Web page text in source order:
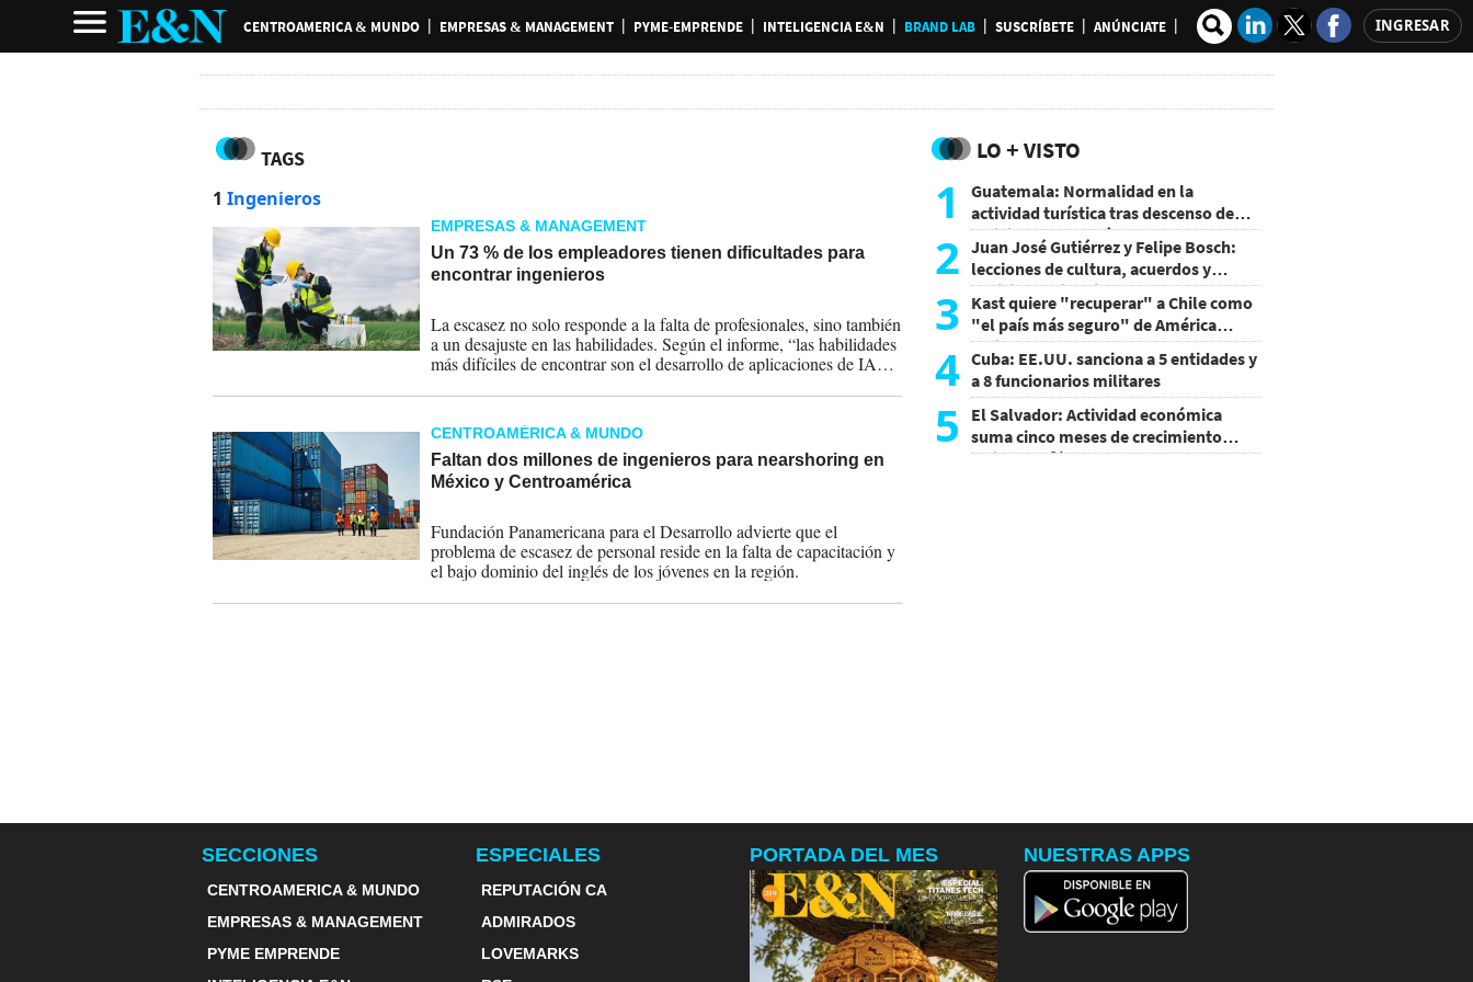
CENTROAMERICA & MUNDO EMPRESAS & MANAGEMENT PYME-EMPRENDE INTELIGENCIA E&N BRAND LAB SUSCRÍBETE ANÚNCIATE INGRESAR
TAGS
1 Ingenieros
EMPRESAS & MANAGEMENT
Un 73 % de los empleadores tienen dificultades para
encontrar ingenieros
La escasez no solo responde a la falta de profesionales, sino también
a un desajuste en las habilidades. Según el informe, “las habilidades
más difíciles de encontrar son el desarrollo de aplicaciones de IA
%)”.
CENTROAMÉRICA & MUNDO
Faltan dos millones de ingenieros para nearshoring en
México y Centroamérica
Fundación Panamericana para el Desarrollo advierte que el
problema de escasez de personal reside en la falta de capacitación y
el bajo dominio del inglés de los jóvenes en la región.
LO + VISTO
1
Guatemala: Normalidad en la
actividad turística tras descenso de
actividad del volcán de Fuego
2 Juan José Gutiérrez y Felipe Bosch:
lecciones de cultura, acuerdos y
decisiones sin miedo
3 Kast quiere "recuperar" a Chile como
"el país más seguro" de América
Latina
4 Cuba: EE.UU. sanciona a 5 entidades y
a 8 funcionarios militares
5
El Salvador: Actividad económica
suma cinco meses de crecimiento
arriba de 4%
SECCIONES
CENTROAMERICA & MUNDO
EMPRESAS & MANAGEMENT
PYME EMPRENDE
ESPECIALES
REPUTACIÓN CA
ADMIRADOS
LOVEMARKS
PORTADA DEL MES NUESTRAS APPS